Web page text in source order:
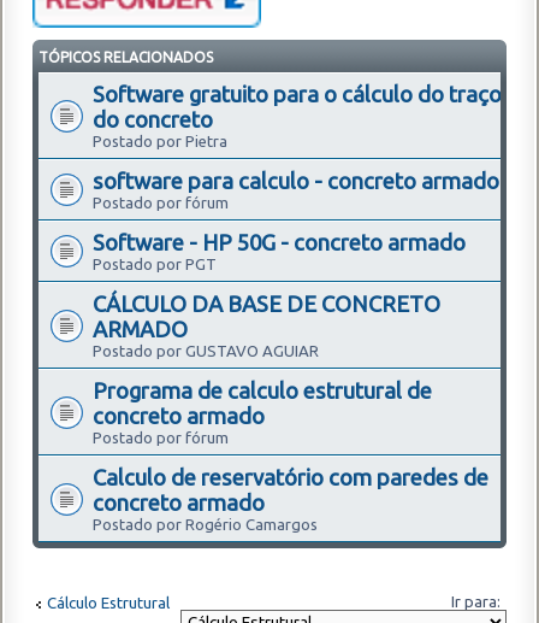
TÓPICOS RELACIONADOS
Software gratuito para o cálculo do traço
do concreto
Postado por Pietra
software para calculo - concreto armado
Postado por fórum
Software - HP 50G - concreto armado
Postado por PGT
CÁLCULO DA BASE DE CONCRETO
ARMADO
Postado por GUSTAVO AGUIAR
Programa de calculo estrutural de
concreto armado
Postado por fórum
Calculo de reservatório com paredes de
concreto armado
Postado por Rogério Camargos
Cálculo Estrutural Ir para: